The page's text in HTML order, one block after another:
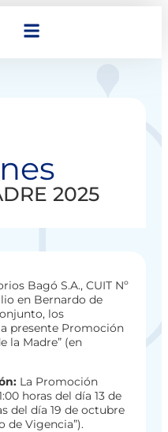
2025
Bagó S.A., CUIT Nº
en Bernardo de
los
presente Promoción
la Madre” (en
La Promoción
horas del día 13 de
del día 19 de octubre
de Vigencia”).